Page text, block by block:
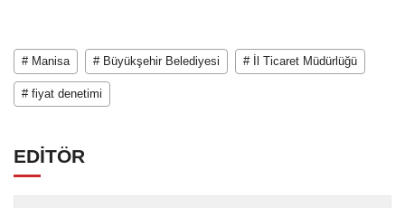
# Manisa # Büyükşehir Belediyesi # İl Ticaret Müdürlüğü
# fiyat denetimi
EDİTÖR